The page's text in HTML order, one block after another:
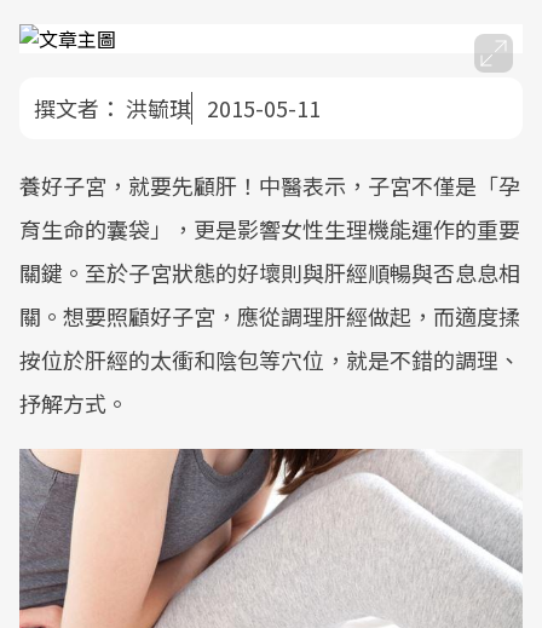
撰文者： 洪毓琪 2015-05-11
養好子宮，就要先顧肝！中醫表示，子宮不僅是「孕
育生命的囊袋」，更是影響女性生理機能運作的重要
關鍵。至於子宮狀態的好壞則與肝經順暢與否息息相
關。想要照顧好子宮，應從調理肝經做起，而適度揉
按位於肝經的太衝和陰包等穴位，就是不錯的調理、
抒解方式。